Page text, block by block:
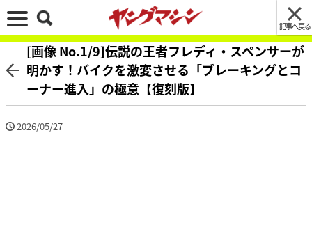
記事へ戻る
[画像 No.1/9]伝説の王者フレディ・スペンサーが
明かす！バイクを激変させる「ブレーキングとコ
ーナー進入」の極意【復刻版】
2026/05/27